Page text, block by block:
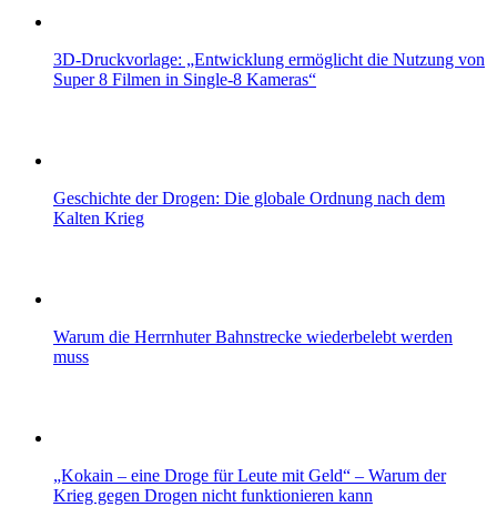
3D-Druckvorlage: „Entwicklung ermöglicht die Nutzung von
Super 8 Filmen in Single-8 Kameras“
Geschichte der Drogen: Die globale Ordnung nach dem
Kalten Krieg
Warum die Herrnhuter Bahnstrecke wiederbelebt werden
muss
„Kokain – eine Droge für Leute mit Geld“ – Warum der
Krieg gegen Drogen nicht funktionieren kann